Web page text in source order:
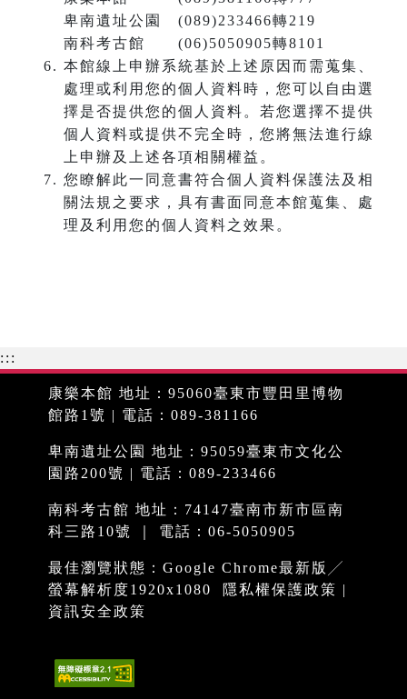
卑南遺址公園 (089)233466轉219
南科考古館 (06)5050905轉8101
本館線上申辦系統基於上述原因而需蒐集、
處理或利用您的個人資料時，您可以自由選
擇是否提供您的個人資料。若您選擇不提供
個人資料或提供不完全時，您將無法進行線
上申辦及上述各項相關權益。
您瞭解此一同意書符合個人資料保護法及相
關法規之要求，具有書面同意本館蒐集、處
理及利用您的個人資料之效果。
:::
康樂本館 地址：95060臺東市豐田里博物
館路1號 | 電話：089-381166
卑南遺址公園 地址：95059臺東市文化公
園路200號 | 電話：089-233466
南科考古館 地址：74147臺南市新市區南
科三路10號 ｜ 電話：06-5050905
最佳瀏覽狀態：Google Chrome最新版╱
螢幕解析度1920x1080
隱私權保護政策 |
資訊安全政策